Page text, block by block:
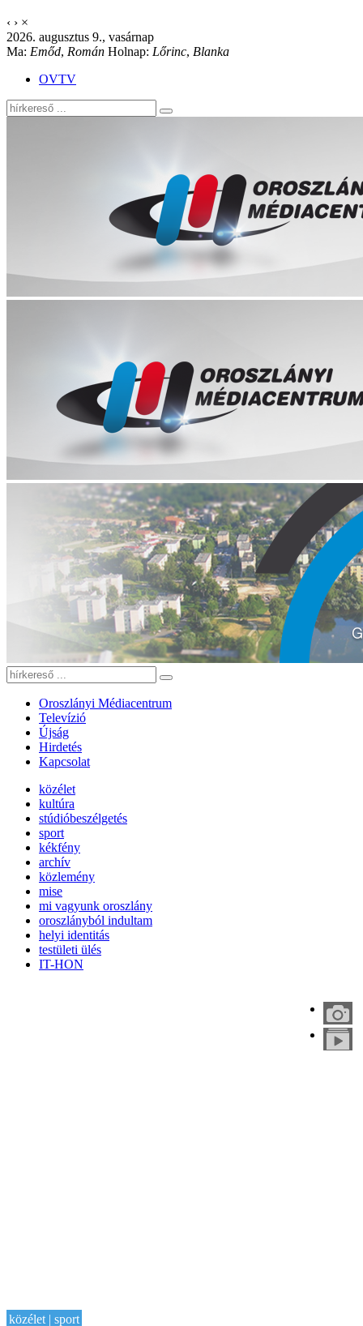
‹ › ×
2026. augusztus 9., vasárnap
Ma: Emőd, Román Holnap: Lőrinc, Blanka
OVTV
Oroszlányi Médiacentrum
Televízió
Újság
Hirdetés
Kapcsolat
közélet
kultúra
stúdióbeszélgetés
sport
kékfény
archív
közlemény
mise
mi vagyunk oroszlány
oroszlányból indultam
helyi identitás
testületi ülés
IT-HON
közélet | sport